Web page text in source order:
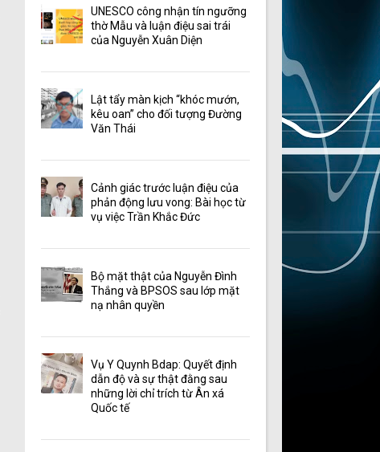
UNESCO công nhận tín ngưỡng
thờ Mẫu và luận điệu sai trái
của Nguyễn Xuân Diện
Lật tẩy màn kịch “khóc mướn,
kêu oan” cho đối tượng Đường
Văn Thái
Cảnh giác trước luận điệu của
phản động lưu vong: Bài học từ
vụ việc Trần Khắc Đức
Bộ mặt thật của Nguyễn Đình
Thắng và BPSOS sau lớp mặt
nạ nhân quyền
Vụ Y Quynh Bdap: Quyết định
dẫn độ và sự thật đằng sau
những lời chỉ trích từ Ân xá
Quốc tế